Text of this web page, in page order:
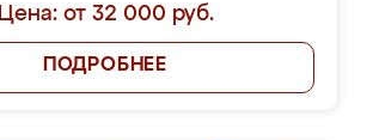
Цена: от 32 000 руб.
ПОДРОБНЕЕ